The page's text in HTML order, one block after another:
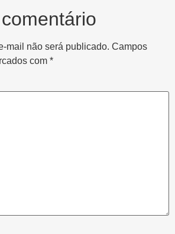
mail não será publicado. Campos
com *